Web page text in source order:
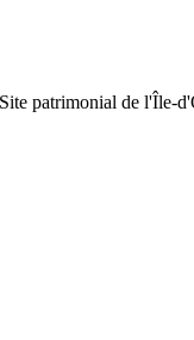
Site patrimonial de l'Île-